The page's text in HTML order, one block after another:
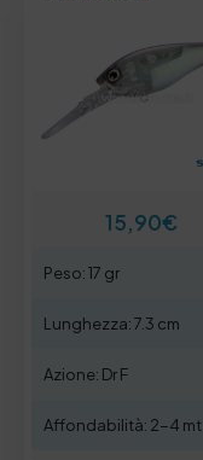
15,90€
Peso: 17 gr
Lunghezza: 7.3 cm
Azione: Dr F
Affondabilità: 2-4 mt